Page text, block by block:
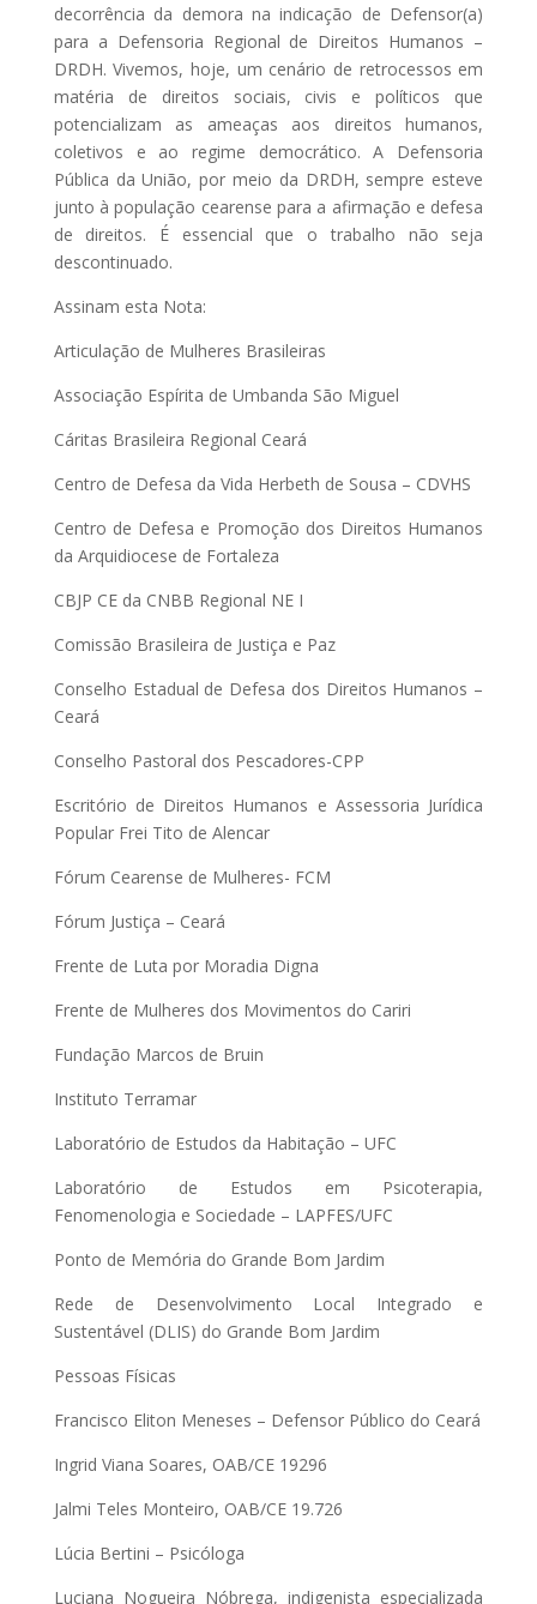
decorrência da demora na indicação de Defensor(a)
para a Defensoria Regional de Direitos Humanos –
DRDH. Vivemos, hoje, um cenário de retrocessos em
matéria de direitos sociais, civis e políticos que
potencializam as ameaças aos direitos humanos,
coletivos e ao regime democrático. A Defensoria
Pública da União, por meio da DRDH, sempre esteve
junto à população cearense para a afirmação e defesa
de direitos. É essencial que o trabalho não seja
descontinuado.
Assinam esta Nota:
Articulação de Mulheres Brasileiras
Associação Espírita de Umbanda São Miguel
Cáritas Brasileira Regional Ceará
Centro de Defesa da Vida Herbeth de Sousa – CDVHS
Centro de Defesa e Promoção dos Direitos Humanos
da Arquidiocese de Fortaleza
CBJP CE da CNBB Regional NE I
Comissão Brasileira de Justiça e Paz
Conselho Estadual de Defesa dos Direitos Humanos –
Ceará
Conselho Pastoral dos Pescadores-CPP
Escritório de Direitos Humanos e Assessoria Jurídica
Popular Frei Tito de Alencar
Fórum Cearense de Mulheres- FCM
Fórum Justiça – Ceará
Frente de Luta por Moradia Digna
Frente de Mulheres dos Movimentos do Cariri
Fundação Marcos de Bruin
Instituto Terramar
Laboratório de Estudos da Habitação – UFC
Laboratório de Estudos em Psicoterapia,
Fenomenologia e Sociedade – LAPFES/UFC
Ponto de Memória do Grande Bom Jardim
Rede de Desenvolvimento Local Integrado e
Sustentável (DLIS) do Grande Bom Jardim
Pessoas Físicas
Francisco Eliton Meneses – Defensor Público do Ceará
Ingrid Viana Soares, OAB/CE 19296
Jalmi Teles Monteiro, OAB/CE 19.726
Lúcia Bertini – Psicóloga
Luciana Nogueira Nóbrega, indigenista especializada